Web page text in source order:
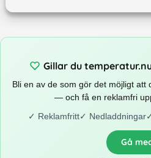
Gillar du
Bli en av de som gör det möjligt att
— och få en reklamfri
✓ Reklamfritt✓ Nedladdningar✓
Gå